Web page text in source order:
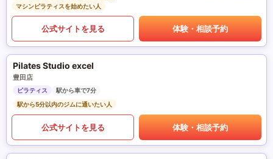
マシンピラティスを始めたい人
公式サイトを見る 体験・相談予約
Pilates Studio excel
豊田店
ピラティス
駅から車で7分
駅から5分以内のジムに通いたい人
公式サイトを見る 体験・相談予約